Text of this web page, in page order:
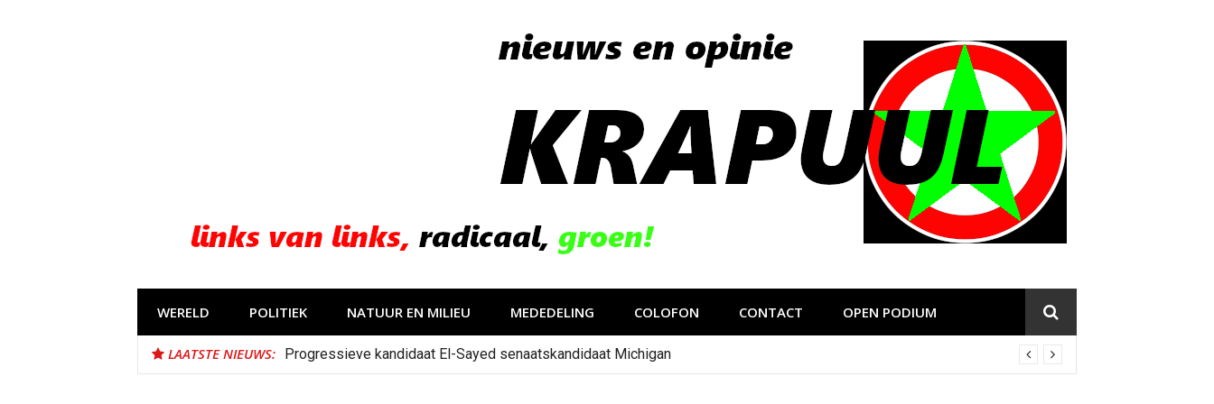
WERELD POLITIEK NATUUR EN MILIEU MEDEDELING COLOFON CONTACT OPEN PODIUM
LAATSTE NIEUWS: Progressieve kandidaat El-Sayed senaatskandidaat Michigan